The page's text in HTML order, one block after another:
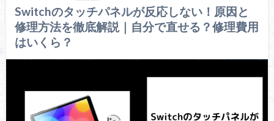
Switchのタッチパネルが反応しない！原因と
修理方法を徹底解説｜自分で直せる？修理費用
はいくら？